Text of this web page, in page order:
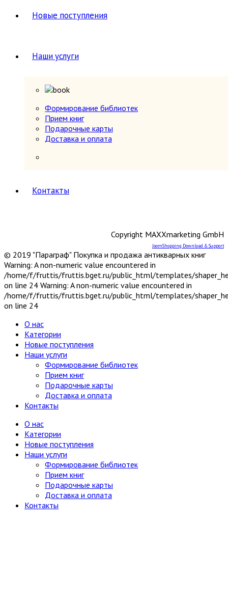
Общие вопросы. Книги,
Общие вопросы. Книги,
периодов
СССР и Россия после 1917 г.
Коллекционирование (марки, монеты,
награды и др.)
Санкт-Петербург
Урал, Сибирь, Дальний Восток
Центр, Запад, Европейский Север
Юг, Кавказ
Литературоведение
Марксистско-ленинская литература
Математика
Нетрадиционная (народная,
восточная, целители)
Психиатрия, нервные болезни
Хирургия, онкология, травматология,
ортопедия
Науки о Земле (география, геология и др.)
Огород, сад, растения
Отдельные тома многотомных изданий
Открытки
Охота и рыбалка
Педагогика
Новые поступления
Наши услуги
Формирование библиотек
Прием книг
Подарочные карты
Доставка и оплата
Контакты
Copyright MAXXmarketing GmbH
JoomShopping Download & Support
© 2019 "Параграф" Покупка и продажа антикварных книг
Warning: A non-numeric value encountered in
/home/f/fruttis/fruttis.bget.ru/public_html/templates/
on line 24 Warning: A non-numeric value encountered in
/home/f/fruttis/fruttis.bget.ru/public_html/templates/
on line 24
О нас
Категории
Новые поступления
Наши услуги
Формирование библиотек
Прием книг
Подарочные карты
Доставка и оплата
Контакты
О нас
Категории
Новые поступления
Наши услуги
Формирование библиотек
Прием книг
Подарочные карты
Доставка и оплата
Контакты